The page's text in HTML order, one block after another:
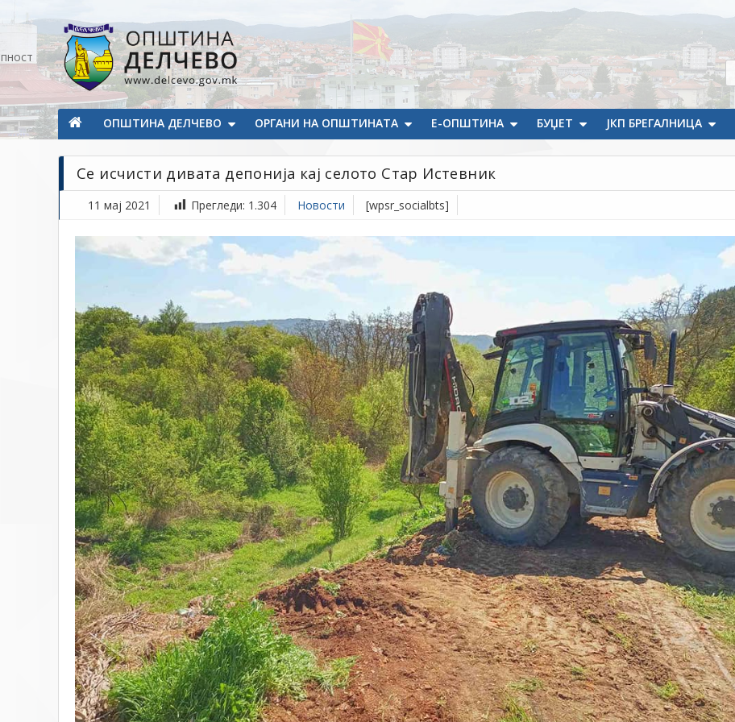
Општина Делчево
Општина Делчево
ОПШТИНА ДЕЛЧЕВО ОРГАНИ НА ОПШТИНАТА Е-ОПШТИНА БУЏЕТ ЈКП БРЕГАЛНИЦА
Се исчисти дивата депонија кај селото Стар Истевник
11 мај 2021 Прегледи: 1.304 Новости [wpsr_socialbts]